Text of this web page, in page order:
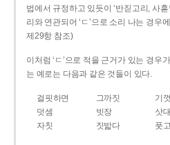
법에서 규정하고 있듯이 ‘반짇고리, 사흗
리와 연관되어 ‘ㄷ’으로 소리 나는 경우
제29항 참조)
이처럼 ‘ㄷ’으로 적을 근거가 있는 경우
는 예로는 다음과 같은 것들이 있다.
걸핏하면 그까짓 기껏
덧셈
빗장 삿대
자칫
짓밟다 풋